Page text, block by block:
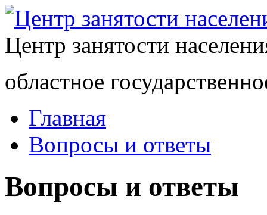
Центр занятости
областное
Главная
Вопросы и ответы
Вопросы и ответы